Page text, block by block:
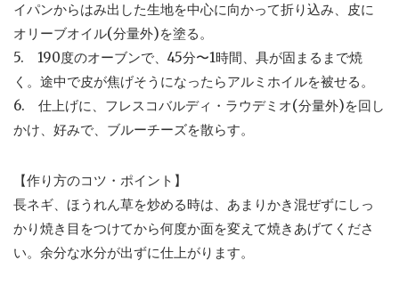
イパンからはみ出した生地を中心に向かって折り込み、皮に
オリーブオイル(分量外)を塗る。
5. 190度のオーブンで、45分〜1時間、具が固まるまで焼
く。途中で皮が焦げそうになったらアルミホイルを被せる。
6. 仕上げに、フレスコバルディ・ラウデミオ(分量外)を回し
かけ、好みで、ブルーチーズを散らす。
【作り方のコツ・ポイント】
長ネギ、ほうれん草を炒める時は、あまりかき混ぜずにしっ
かり焼き目をつけてから何度か面を変えて焼きあげてくださ
い。余分な水分が出ずに仕上がります。